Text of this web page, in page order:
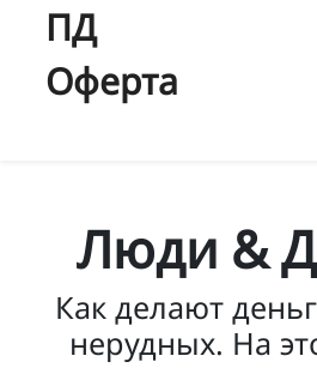
ПД
Оферта
Люди &
Как делают
нерудных. На